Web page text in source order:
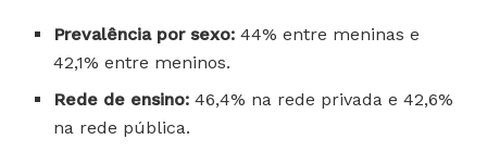
Prevalência por sexo: 44% entre meninas e
42,1% entre meninos.
Rede de ensino: 46,4% na rede privada e 42,6%
na rede pública.